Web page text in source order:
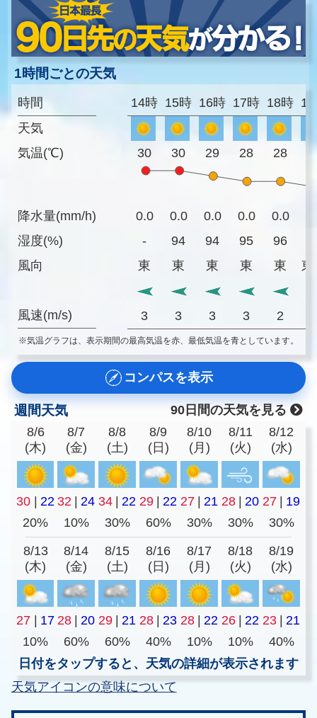
1時間ごとの天気
時間
天気
気温(℃)
降水量(mm/h)
湿度(%)
風向
風速(m/s)
14時 15時 16時 17時 18時
30 30 29 28 28
0.0 0.0 0.0 0.0 0.0
-
94 94 95 96
東
東 東 東 東 東
3 3 3 3 2
※気温グラフは、表示期間の最高気温を赤、最低気温を青としています。
コンパスを表示
週間天気
90日間の天気を見る
8/6
(木)
8/7
(金)
8/8
(土)
8/9
(日)
8/10
(月)
8/11
(火)
8/12
(水)
30 22 32 24 34 22 29 22 27 21 28 20 27
19
20%
10% 30% 60% 30% 30% 30%
8/13
(木)
8/14
(金)
8/15
(土)
8/16
(日)
8/17
(月)
8/18
(火)
8/19
(水)
27 17 28 20 29 21 28 23 28 22 26 22 23
21
10%
60% 60% 40% 10% 10%
40%
日付をタップすると、天気の詳細が表示されます
天気アイコンの意味について